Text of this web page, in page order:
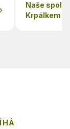
Naše
Krpálkem